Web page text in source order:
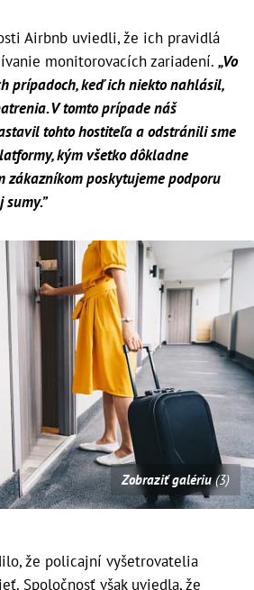
Airbnb uviedli, že ich pravidlá
monitorovacích zariadení. „Vo
prípadoch, keď ich niekto nahlásil,
V tomto prípade náš
tohto hostiteľa a odstránili sme
kým všetko dôkladne
zákazníkom poskytujeme podporu
Zobraziť galériu(3)
že policajní vyšetrovatelia
Spoločnosť však uviedla, že